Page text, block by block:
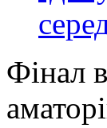
Фінал